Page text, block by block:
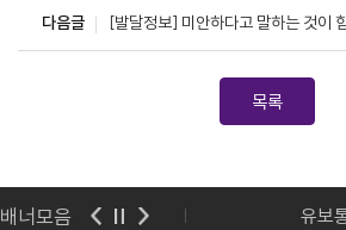
다음글 [발달정보] 미안하다고 말하는 것이
목록
배너모음
보육포털 유보